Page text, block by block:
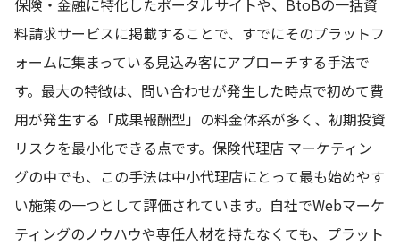
保険・金融に特化したポータルサイトや、BtoBの一括資
料請求サービスに掲載することで、すでにそのプラットフ
ォームに集まっている見込み客にアプローチする手法で
す。最大の特徴は、問い合わせが発生した時点で初めて費
用が発生する「成果報酬型」の料金体系が多く、初期投資
リスクを最小化できる点です。保険代理店 マーケティン
グの中でも、この手法は中小代理店にとって最も始めやす
い施策の一つとして評価されています。自社でWebマーケ
ティングのノウハウや専任人材を持たなくても、プラット